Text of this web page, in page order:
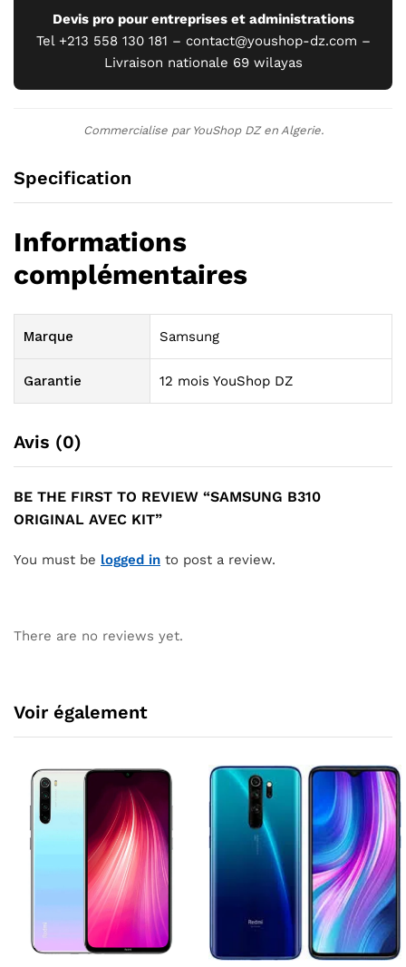
Devis pro pour entreprises et administrations
Tel +213 558 130 181 – contact@youshop-dz.com –
Livraison nationale 69 wilayas
Commercialise par YouShop DZ en Algerie.
Specification
Informations
complémentaires
Marque Samsung
Garantie 12 mois YouShop DZ
Avis (0)
BE THE FIRST TO REVIEW “SAMSUNG B310
ORIGINAL AVEC KIT”
You must be logged in to post a review.
There are no reviews yet.
Voir également